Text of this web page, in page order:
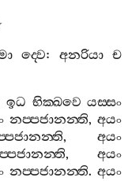
ද‍්වෙ:අනරියා ච
ඉධ භික‍්ඛවෙ යස‍්සං
නප‍්පජානන‍්ති,අයං
,අයං
,අයං
නප‍්පජානන‍්ති. අයං